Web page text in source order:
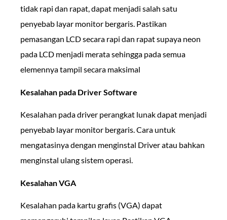
tidak rapi dan rapat, dapat menjadi salah satu
penyebab layar monitor bergaris. Pastikan
pemasangan LCD secara rapi dan rapat supaya neon
pada LCD menjadi merata sehingga pada semua
elemennya tampil secara maksimal
Kesalahan pada Driver Software
Kesalahan pada driver perangkat lunak dapat menjadi
penyebab layar monitor bergaris. Cara untuk
mengatasinya dengan menginstal Driver atau bahkan
menginstal ulang sistem operasi.
Kesalahan VGA
Kesalahan pada kartu grafis (VGA) dapat